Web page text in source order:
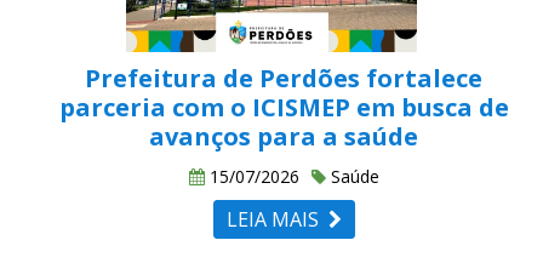
Prefeitura de Perdões fortalece
parceria com o ICISMEP em busca de
avanços para a saúde
15/07/2026 Saúde
LEIA MAIS